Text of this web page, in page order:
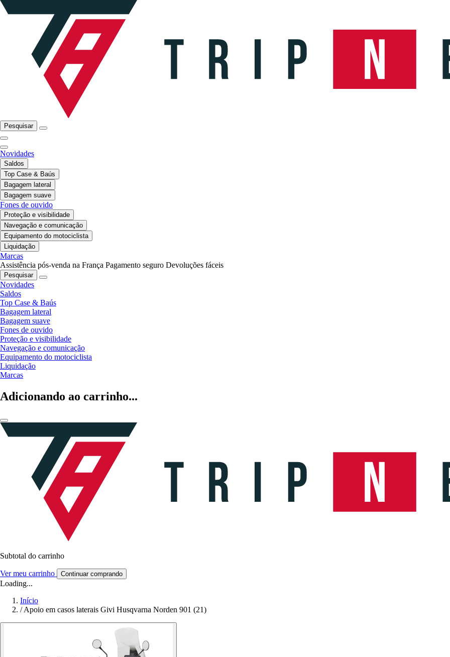
Pesquisar
Novidades
Saldos
Top Case & Baús
Bagagem lateral
Bagagem suave
Fones de ouvido
Proteção e visibilidade
Navegação e comunicação
Equipamento do motociclista
Liquidação
Marcas
Assistência pós-venda na França Pagamento seguro Devoluções fáceis
Pesquisar
Novidades
Saldos
Top Case & Baús
Bagagem lateral
Bagagem suave
Fones de ouvido
Proteção e visibilidade
Navegação e comunicação
Equipamento do motociclista
Liquidação
Marcas
Adicionando ao carrinho...
Subtotal do carrinho
Ver meu carrinho Continuar comprando
Loading...
Início
/ Apoio em casos laterais Givi Husqvarna Norden 901 (21)